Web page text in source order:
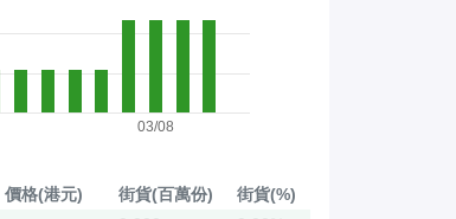
03/08
價格(港元) 街貨(百萬份)
街貨(%)